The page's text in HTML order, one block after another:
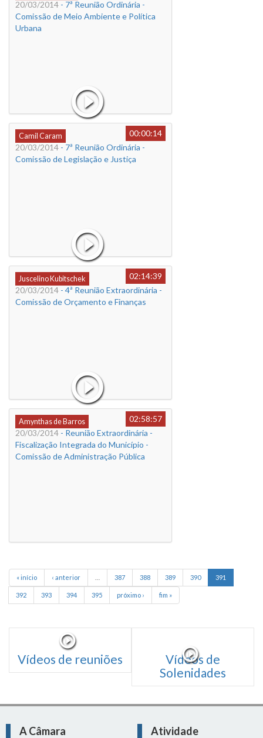
20/03/2014 - 7ª Reunião Ordinária -
Comissão de Meio Ambiente e Política
Urbana
Camil Caram
00:00:14
20/03/2014 - 7ª Reunião Ordinária -
Comissão de Legislação e Justiça
Juscelino Kubitschek
02:14:39
20/03/2014 - 4ª Reunião Extraordinária -
Comissão de Orçamento e Finanças
Amynthas de Barros
02:58:57
20/03/2014 - Reunião Extraordinária -
Fiscalização Integrada do Município -
Comissão de Administração Pública
« início ‹ anterior 387 388 389 390 391
392 393 394 395 próximo › fim »
Vídeos de reuniões
Vídeos de
Solenidades
A Câmara
Atividade